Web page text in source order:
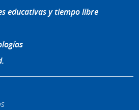
educativas y tiempo libre